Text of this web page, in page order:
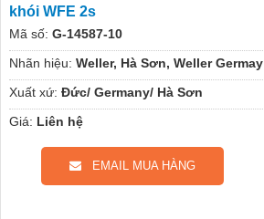
khói WFE 2s
Mã số: G-14587-10
Nhãn hiệu: Weller, Hà Sơn, Weller Germay
Xuất xứ: Đức/ Germany/ Hà Sơn
Giá: Liên hệ
EMAIL MUA HÀNG